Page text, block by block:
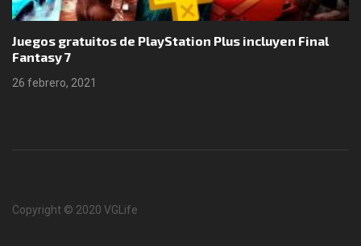
Juegos gratuitos de PlayStation Plus incluyen Final
Fantasy 7
26 febrero, 2021
Copyright © 2020 VGLife